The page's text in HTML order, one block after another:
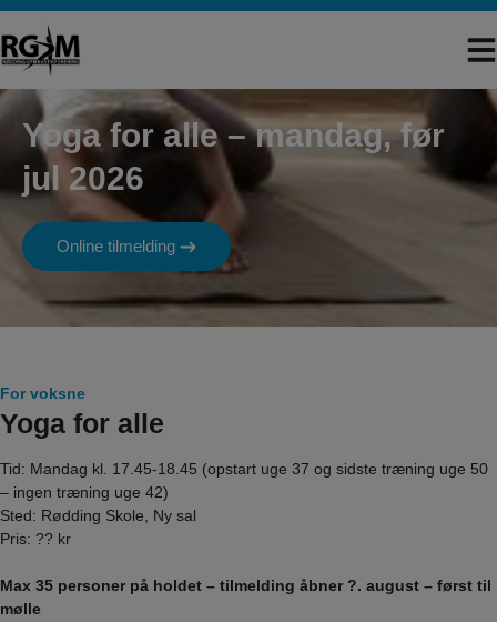
Hop
til
indholdet
Yoga for alle – mandag, før
jul 2026
Online tilmelding
For voksne
Yoga for alle
Tid: Mandag kl. 17.45-18.45 (opstart uge 37 og sidste træning uge 50
– ingen træning uge 42)
Sted: Rødding Skole, Ny sal
Pris: ?? kr
Max 35 personer på holdet – tilmelding åbner ?. august – først til
mølle